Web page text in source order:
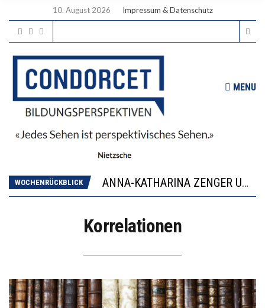
10. August 2026 Impressum & Datenschutz
MENU
WOCHENRÜCKBLICK
ANNA-KATHARINA ZENGER UND IHRE VERFASSUNGSKENNTNISSE
“VIEL ZU VIELE SCHÜLER, DIE GEMESSEN AN IHREN FÄHIGKEITEN GAR NICHT ANS GYMNASIUM GEHÖREN”
Korrelationen